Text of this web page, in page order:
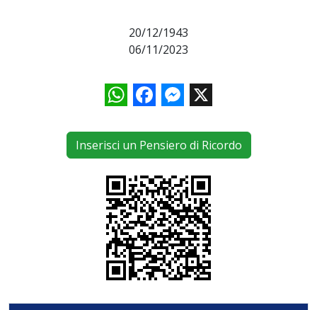
20/12/1943
06/11/2023
WhatsAppFacebookMessenger
X
Inserisci un Pensiero di Ricordo